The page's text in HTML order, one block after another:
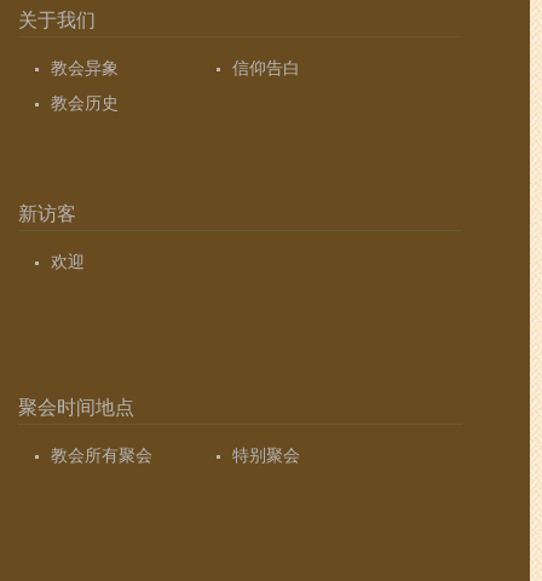
关于我们
教会异象
信仰告白
教会历史
新访客
欢迎
聚会时间地点
教会所有聚会 特别聚会